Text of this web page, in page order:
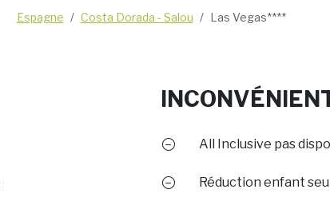
Espagne Costa Dorada - Salou Las Vegas****
All Inclusive pas
Réduction enfant